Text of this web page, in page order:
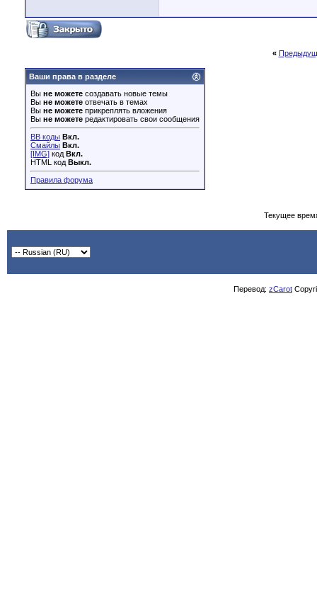
«
Ваши права в разделе
Вы не можете создавать новые темы
Вы не можете отвечать в темах
Вы не можете прикреплять вложения
Вы не можете редактировать свои сообщения
BB коды Вкл.
Смайлы Вкл.
[IMG] код Вкл.
HTML код Выкл.
Правила форума
Текущее
Перевод: zCarot